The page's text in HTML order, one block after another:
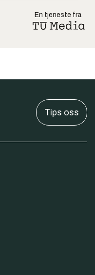
En tjeneste fra
Tips oss